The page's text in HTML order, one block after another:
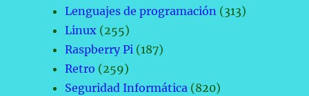
Lenguajes de programación (313)
Linux (255)
Raspberry Pi (187)
Retro (259)
Seguridad Informática (820)